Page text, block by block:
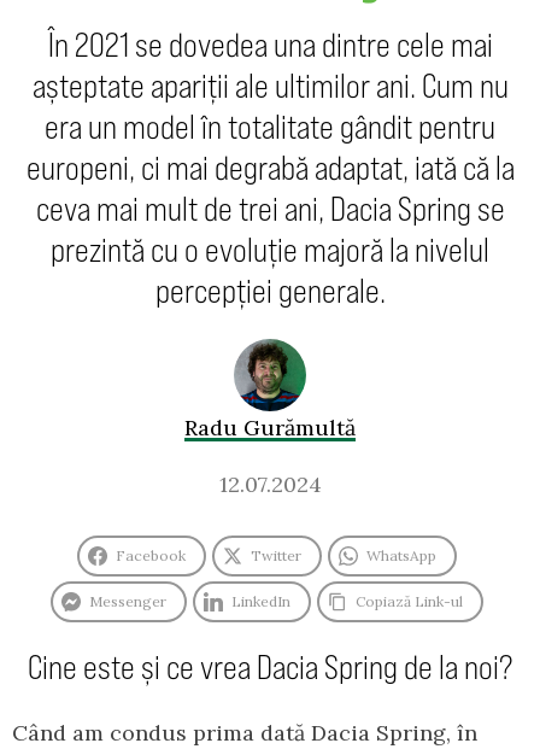
În 2021 se dovedea una dintre cele mai
așteptate apariții ale ultimilor ani. Cum nu
era un model în totalitate gândit pentru
europeni, ci mai degrabă adaptat, iată că la
ceva mai mult de trei ani, Dacia Spring se
prezintă cu o evoluție majoră la nivelul
percepției generale.
Radu Gurămultă
12.07.2024
Facebook Twitter WhatsApp
Messenger LinkedIn Copiază Link-ul
Cine este și ce vrea Dacia Spring de la noi?
Când am condus prima dată Dacia Spring, în